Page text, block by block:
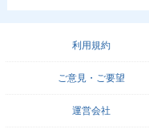
利用規約
ご意見・ご要望
運営会社